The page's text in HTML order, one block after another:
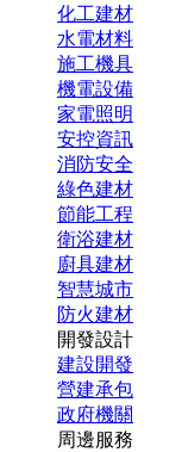
化工建材
水電材料
施工機具
機電設備
家電照明
安控資訊
消防安全
綠色建材
節能工程
衛浴建材
廚具建材
智慧城市
防火建材
開發設計
建設開發
營建承包
政府機關
周邊服務